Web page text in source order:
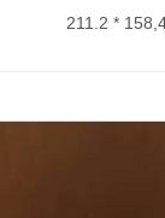
211.2 *